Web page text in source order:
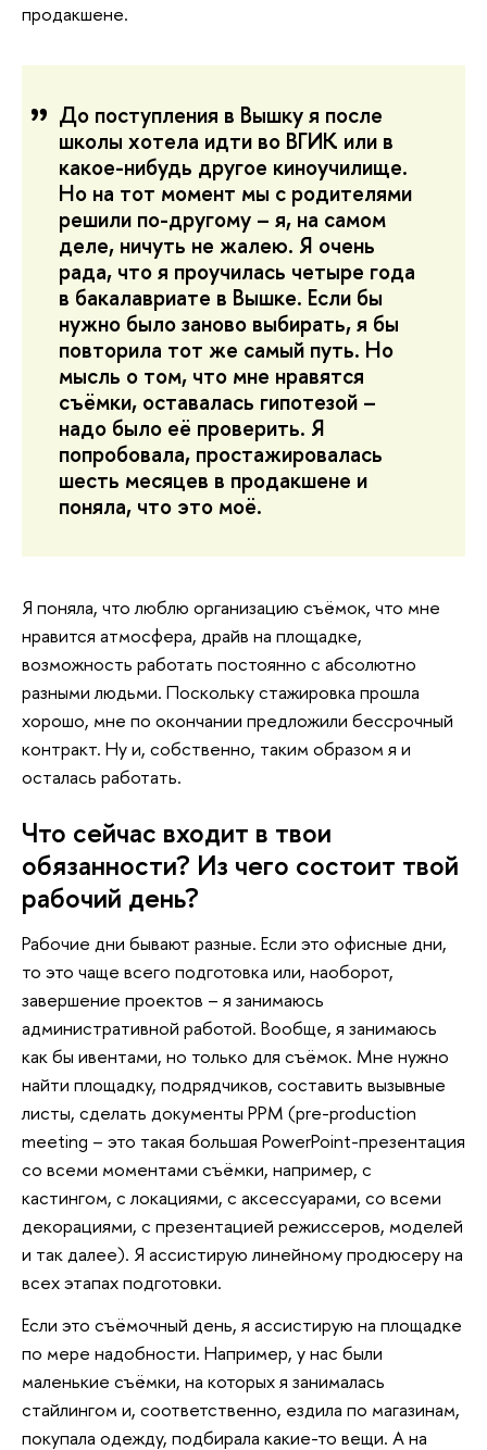
продакшене.
До поступления в Вышку я после
школы хотела идти во ВГИК или в
какое-нибудь другое киноучилище.
Но на тот момент мы с родителями
решили по-другому – я, на самом
деле, ничуть не жалею. Я очень
рада, что я проучилась четыре года
в бакалавриате в Вышке. Если бы
нужно было заново выбирать, я бы
повторила тот же самый путь. Но
мысль о том, что мне нравятся
съёмки, оставалась гипотезой –
надо было её проверить. Я
попробовала, простажировалась
шесть месяцев в продакшене и
поняла, что это моё.
Я поняла, что люблю организацию съёмок, что мне
нравится атмосфера, драйв на площадке,
возможность работать постоянно с абсолютно
разными людьми. Поскольку стажировка прошла
хорошо, мне по окончании предложили бессрочный
контракт. Ну и, собственно, таким образом я и
осталась работать.
Что сейчас входит в твои
обязанности? Из чего состоит твой
рабочий день?
Рабочие дни бывают разные. Если это офисные дни,
то это чаще всего подготовка или, наоборот,
завершение проектов – я занимаюсь
административной работой. Вообще, я занимаюсь
как бы ивентами, но только для съёмок. Мне нужно
найти площадку, подрядчиков, составить вызывные
листы, сделать документы PPM (pre-production
meeting – это такая большая PowerPoint-презентация
со всеми моментами съёмки, например, с
кастингом, с локациями, с аксессуарами, со всеми
декорациями, с презентацией режиссеров, моделей
и так далее). Я ассистирую линейному продюсеру на
всех этапах подготовки.
Если это съёмочный день, я ассистирую на площадке
по мере надобности. Например, у нас были
маленькие съёмки, на которых я занималась
стайлингом и, соответственно, ездила по магазинам,
покупала одежду, подбирала какие-то вещи. А на